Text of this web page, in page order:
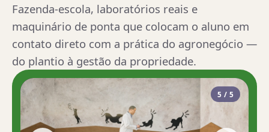
Fazenda-escola, laboratórios reais e
maquinário de ponta que colocam o aluno em
contato direto com a prática do agronegócio —
do plantio à gestão da propriedade.
5 / 5